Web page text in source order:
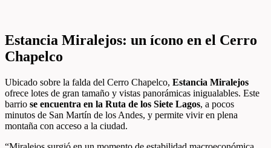
Estancia Miralejos: un ícono en el Cerro
Chapelco
Ubicado sobre la falda del Cerro Chapelco, Estancia Miralejos
ofrece lotes de gran tamaño y vistas panorámicas inigualables. Este
barrio se encuentra en la Ruta de los Siete Lagos, a pocos
minutos de San Martín de los Andes, y permite vivir en plena
montaña con acceso a la ciudad.